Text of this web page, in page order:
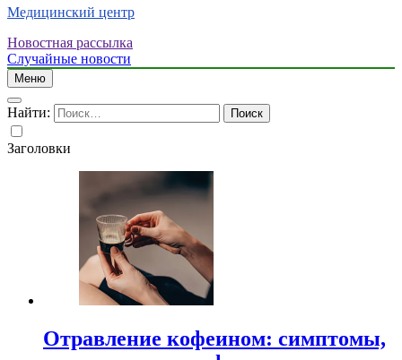
Медицинский центр
Новостная рассылка
Случайные новости
Меню
Найти:
Заголовки
Отравление кофеином: симптомы,